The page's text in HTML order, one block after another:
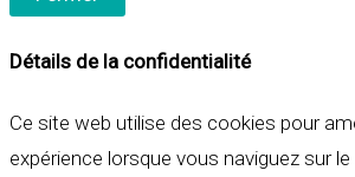
Détails de la confidentialité
Ce site web utilise des cookies pour
expérience lorsque vous naviguez sur